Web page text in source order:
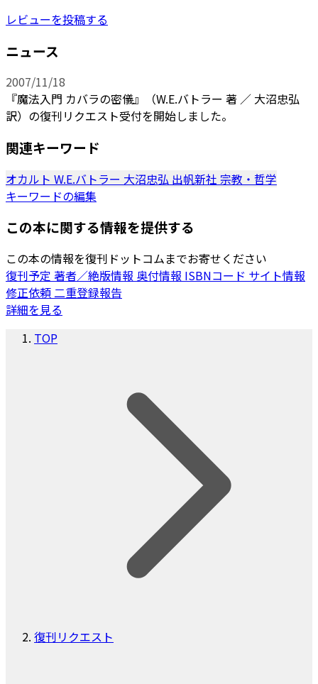
レビューを投稿する
ニュース
2007/11/18
『魔法入門 カバラの密儀』（W.E.バトラー 著 ／ 大沼忠弘
訳）の復刊リクエスト受付を開始しました。
関連キーワード
オカルト W.E.バトラー 大沼忠弘 出帆新社 宗教・哲学
キーワードの編集
この本に関する情報を提供する
この本の情報を復刊ドットコムまでお寄せください
復刊予定 著者／絶版情報 奥付情報 ISBNコード サイト情報
修正依頼二重登録報告
詳細を見る
TOP
復刊リクエスト